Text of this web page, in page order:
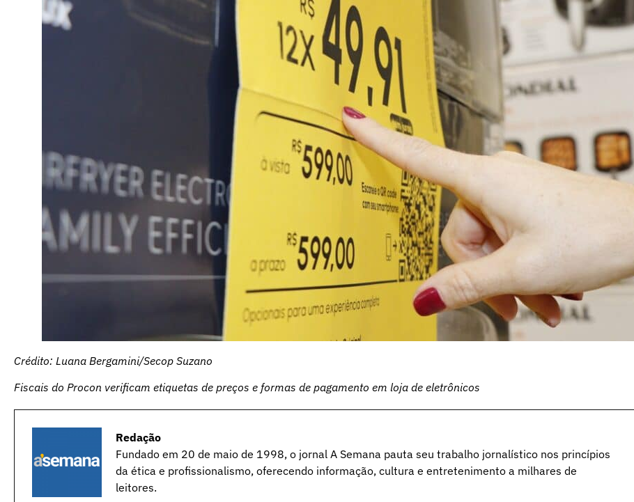
Crédito: Luana Bergamini/Secop Suzano
Fiscais do Procon verificam etiquetas de preços e formas de pagamento em loja de eletrônicos
Redação
Fundado em 20 de maio de 1998, o jornal A Semana pauta seu trabalho jornalístico nos princípios
da ética e profissionalismo, oferecendo informação, cultura e entretenimento a milhares de
leitores.